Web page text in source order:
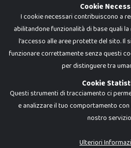
Dadi e Mattoncini è un brand di Giocabene
I prezzi e le promozioni pubblicate
Cookie
I cookie necessari contribuiscono a
abilitandone funzionalità di base quali
l'accesso alle aree protette del sito. Il
funzionare correttamente senza questi
per distinguere tra
Cookie
Questi strumenti di tracciamento ci
e analizzare il tuo comportamento
nostro
Ulteriori